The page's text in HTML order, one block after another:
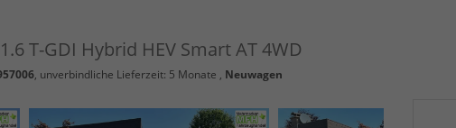
1.6 T-GDI Hybrid HEV Smart AT 4WD
, unverbindliche Lieferzeit: 5 Monate , Neuwagen